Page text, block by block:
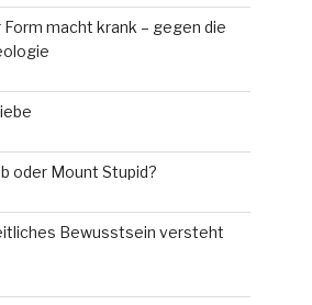
Form macht krank – gegen die
oder Mount Stupid?
Bewusstsein versteht